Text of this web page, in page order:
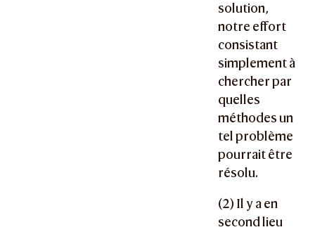
solution,
notre effort
consistant
simplement à
chercher par
quelles
méthodes un
tel problème
pourrait être
résolu.
(2) Il y a en
second lieu